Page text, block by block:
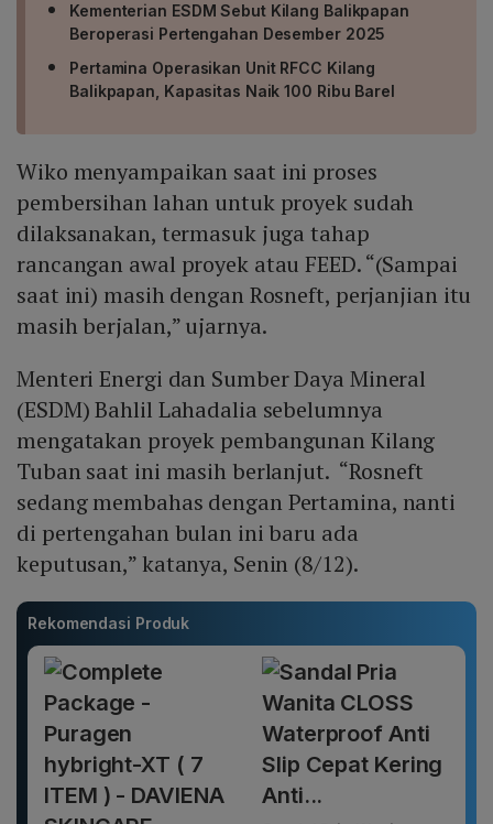
Kementerian ESDM Sebut Kilang Balikpapan
Beroperasi Pertengahan Desember 2025
Pertamina Operasikan Unit RFCC Kilang
Balikpapan, Kapasitas Naik 100 Ribu Barel
Wiko menyampaikan saat ini proses
pembersihan lahan untuk proyek sudah
dilaksanakan, termasuk juga tahap
rancangan awal proyek atau FEED. “(Sampai
saat ini) masih dengan Rosneft, perjanjian itu
masih berjalan,” ujarnya.
Menteri Energi dan Sumber Daya Mineral
(ESDM) Bahlil Lahadalia sebelumnya
mengatakan proyek pembangunan Kilang
Tuban saat ini masih berlanjut. “Rosneft
sedang membahas dengan Pertamina, nanti
di pertengahan bulan ini baru ada
keputusan,” katanya, Senin (8/12).
Rekomendasi Produk